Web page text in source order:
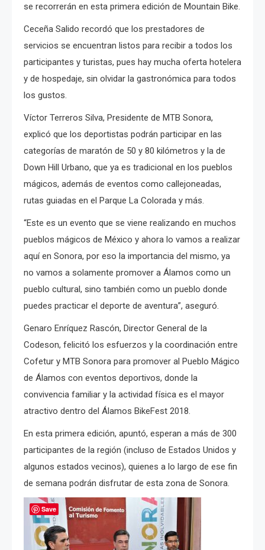
se recorrerán en esta primera edición de Mountain Bike.
Ceceña Salido recordó que los prestadores de
servicios se encuentran listos para recibir a todos los
participantes y turistas, pues hay mucha oferta hotelera
y de hospedaje, sin olvidar la gastronómica para todos
los gustos.
Víctor Terreros Silva, Presidente de MTB Sonora,
explicó que los deportistas podrán participar en las
categorías de maratón de 50 y 80 kilómetros y la de
Down Hill Urbano, que ya es tradicional en los pueblos
mágicos, además de eventos como callejoneadas,
rutas guiadas en el Parque La Colorada y más.
“Este es un evento que se viene realizando en muchos
pueblos mágicos de México y ahora lo vamos a realizar
aquí en Sonora, por eso la importancia del mismo, ya
no vamos a solamente promover a Álamos como un
pueblo cultural, sino también como un pueblo donde
puedes practicar el deporte de aventura”, aseguró.
Genaro Enríquez Rascón, Director General de la
Codeson, felicitó los esfuerzos y la coordinación entre
Cofetur y MTB Sonora para promover al Pueblo Mágico
de Álamos con eventos deportivos, donde la
convivencia familiar y la actividad física es el mayor
atractivo dentro del Álamos BikeFest 2018.
En esta primera edición, apuntó, esperan a más de 300
participantes de la región (incluso de Estados Unidos y
algunos estados vecinos), quienes a lo largo de ese fin
de semana podrán disfrutar de esta zona de Sonora.
Save